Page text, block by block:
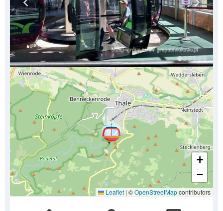
+
−
Leaflet | ©OpenStreetMapcontributors